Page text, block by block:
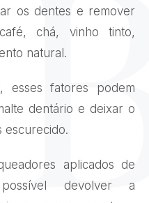
os dentes e remover
chá, vinho tinto,
natural.
esses fatores podem
dentário e deixar o
escurecido.
aplicados de
devolver a